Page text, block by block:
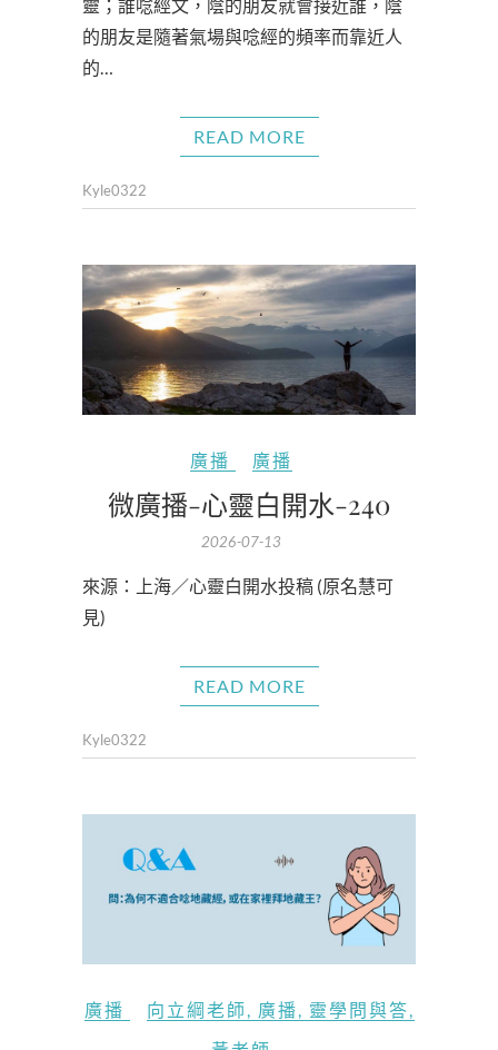
靈；誰唸經文，陰的朋友就會接近誰，陰
的朋友是隨著氣場與唸經的頻率而靠近人
的…
READ MORE
Kyle0322
廣播 廣播
微廣播-心靈白開水-240
2026-07-13
來源：上海／心靈白開水投稿 (原名慧可
見)
READ MORE
Kyle0322
廣播 向立綱老師, 廣播, 靈學問與答,